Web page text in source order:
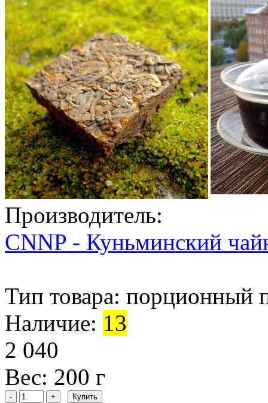
Производитель:
CNNP - Куньминский
Тип товара: порционный
Наличие: 13
2 040
Вес: 200 г